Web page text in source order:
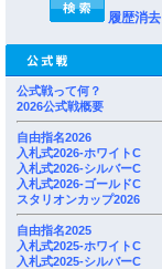
履歴消去
公式戦って何？
2026公式戦概要
自由指名2026
入札式2026-ホワイトC
入札式2026-シルバーC
入札式2026-ゴールドC
スタリオンカップ2026
自由指名2025
入札式2025-ホワイトC
入札式2025-シルバーC